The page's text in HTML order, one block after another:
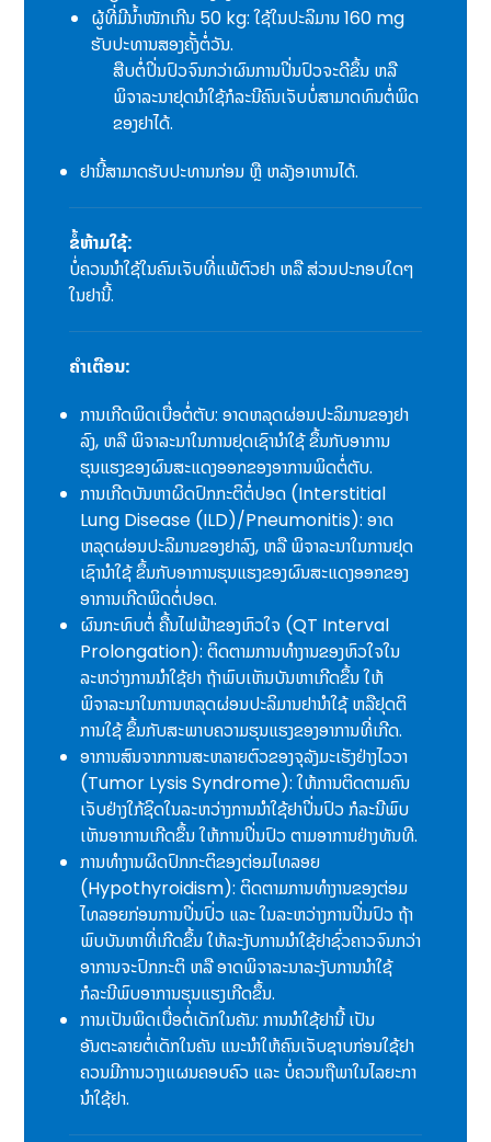
ຜູ້ທີ່ມີນໍ້າໜັກເກີນ 50 kg: ໃຊ້ໃນປະລິມານ 160 mg
ຮັບປະທານສອງຄັ້ງຕໍ່ວັນ.
ສືບຕໍ່ປິ່ນປົວຈົນກວ່າຜົນການປິ່ນປົວຈະດີຂຶ້ນ ຫລື
ພິຈາລະນາຢຸດນຳໃຊ້ກໍລະນີຄົນເຈັບບໍ່ສາມາດທົນຕໍ່ພິດ
ຂອງຢາໄດ້.
ຢານີ້ສາມາດຮັບປະທານກ່ອນ ຫຼື ຫລັງອາຫານໄດ້.
ຂໍ້ຫ້າມໃຊ້:
ບໍ່ຄວນນໍາໃຊ້ໃນຄົນເຈັບທີ່ແພ້ຕົວຢາ ຫລື ສ່ວນປະກອບໃດໆ
ໃນຢານີ້.
ຄຳເຕືອນ:
ການເກີດພິດເບື່ອຕໍ່ຕັບ: ອາດຫລຸດຜ່ອນປະລິມານຂອງຢາ
ລົງ, ຫລື ພິຈາລະນາໃນການຢຸດເຊົານໍາໃຊ້ ຂຶ້ນກັບອາການ
ຮຸນແຮງຂອງຜົນສະແດງອອກຂອງອາການພິດຕໍ່ຕັບ.
ການເກີດບັນຫາຜິດປົກກະຕິຕໍ່ປອດ (Interstitial
Lung Disease (ILD)/Pneumonitis): ອາດ
ຫລຸດຜ່ອນປະລິມານຂອງຢາລົງ, ຫລື ພິຈາລະນາໃນການຢຸດ
ເຊົານໍາໃຊ້ ຂຶ້ນກັບອາການຮຸນແຮງຂອງຜົນສະແດງອອກຂອງ
ອາການເກີດພິດຕໍ່ປອດ.
ຜົນກະທົບຕໍ່ ຄື້ນໄຟຟ້າຂອງຫົວໃຈ (QT Interval
Prolongation): ຕິດຕາມການທຳງານຂອງຫົວໃຈໃນ
ລະຫວ່າງການນໍາໃຊ້ຢາ ຖ້າພົບເຫັນບັນຫາເກີດຂຶ້ນ ໃຫ້
ພິຈາລະນາໃນການຫລຸດຜ່ອນປະລິມານຢານໍາໃຊ້ ຫລືຢຸດຕິ
ການໃຊ້ ຂຶ້ນກັບສະພາບຄວາມຮຸນແຮງຂອງອາການທີ່ເກີດ.
ອາການສົນຈາກການສະຫລາຍຕົວຂອງຈຸລັງມະເຮັງຢ່າງໄວວາ
(Tumor Lysis Syndrome): ໃຫ້ການຕິດຕາມຄົນ
ເຈັບຢ່າງໃກ້ຊິດໃນລະຫວ່າງການນໍາໃຊ້ຢາປິ່ນປົວ ກໍລະນີພົບ
ເຫັນອາການເກີດຂຶ້ນ ໃຫ້ການປິ່ນປົວ ຕາມອາການຢ່າງທັນທີ.
ການທຳງານຜິດປົກກະຕິຂອງຕ່ອມໄທລອຍ
(Hypothyroidism): ຕິດຕາມການທໍາງານຂອງຕ່ອມ
ໄທລອຍກ່ອນການປິ່ນປົ່ວ ແລະ ໃນລະຫວ່າງການປິ່ນປົວ ຖ້າ
ພົບບັນຫາທີ່ເກີດຂຶ້ນ ໃຫ້ລະງັບການນໍາໃຊ້ຢາຊົ່ວຄາວຈົນກວ່າ
ອາການຈະປົກກະຕິ ຫລື ອາດພິຈາລະນາລະງັບການນໍາໃຊ້
ກໍລະນີພົບອາການຮຸນແຮງເກີດຂຶ້ນ.
ການເປັນພິດເບື່ອຕໍ່ເດັກໃນຄັນ: ການນໍາໃຊ້ຢານີ້ ເປັນ
ອັນຕະລາຍຕໍ່ເດັກໃນຄັນ ແນະນໍາໃຫ້ຄົນເຈັບຊາບກ່ອນໃຊ້ຢາ
ຄວນມີການວາງແຜນຄອບຄົວ ແລະ ບໍ່ຄວນຖືພາໃນໄລຍະກາ
ນຳໃຊ້ຢາ.